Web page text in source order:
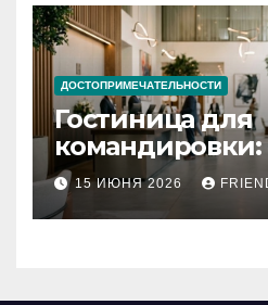
ДОСТОПРИМЕЧАТЕЛЬНОСТИ
Гостиница для
критерии
15 ИЮНЯ 2026